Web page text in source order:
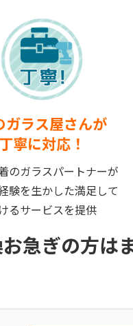
ガラス屋さんが
丁寧に対応！
のガラスパートナーが
験を生かした満足して
るサービスを提供
急ぎの方は